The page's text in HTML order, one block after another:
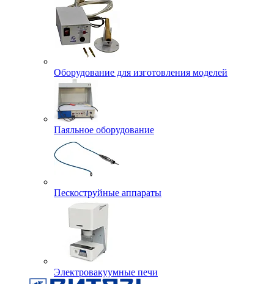
Оборудование для изготовления моделей
Паяльное оборудование
Пескоструйные аппараты
Электровакуумные печи